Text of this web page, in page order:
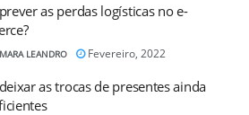
as perdas logísticas no e-
LEANDRO Fevereiro, 2022
as trocas de presentes ainda